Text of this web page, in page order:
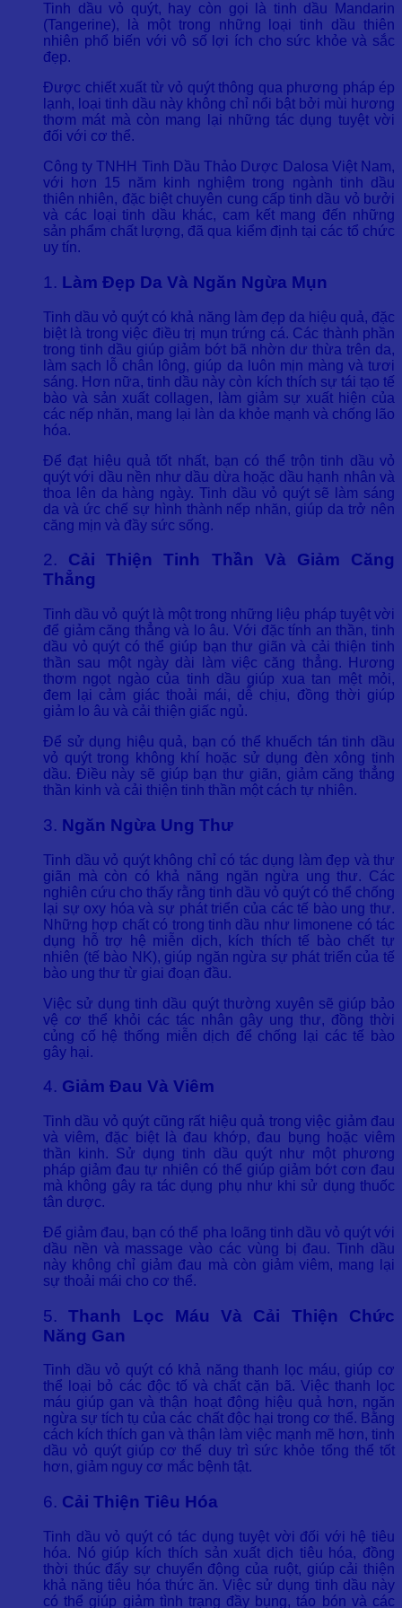
Tinh dầu vỏ quýt, hay còn gọi là tinh dầu Mandarin
(Tangerine), là một trong những loại tinh dầu thiên
nhiên phổ biến với vô số lợi ích cho sức khỏe và sắc
đẹp.
Được chiết xuất từ vỏ quýt thông qua phương pháp ép
lạnh, loại tinh dầu này không chỉ nổi bật bởi mùi hương
thơm mát mà còn mang lại những tác dụng tuyệt vời
đối với cơ thể.
Công ty TNHH Tinh Dầu Thảo Dược Dalosa Việt Nam,
với hơn 15 năm kinh nghiệm trong ngành tinh dầu
thiên nhiên, đặc biệt chuyên cung cấp tinh dầu vỏ bưởi
và các loại tinh dầu khác, cam kết mang đến những
sản phẩm chất lượng, đã qua kiểm định tại các tổ chức
uy tín.
1. Làm Đẹp Da Và Ngăn Ngừa Mụn
Tinh dầu vỏ quýt có khả năng làm đẹp da hiệu quả, đặc
biệt là trong việc điều trị mụn trứng cá. Các thành phần
trong tinh dầu giúp giảm bớt bã nhờn dư thừa trên da,
làm sạch lỗ chân lông, giúp da luôn mịn màng và tươi
sáng. Hơn nữa, tinh dầu này còn kích thích sự tái tạo tế
bào và sản xuất collagen, làm giảm sự xuất hiện của
các nếp nhăn, mang lại làn da khỏe mạnh và chống lão
hóa.
Để đạt hiệu quả tốt nhất, bạn có thể trộn tinh dầu vỏ
quýt với dầu nền như dầu dừa hoặc dầu hạnh nhân và
thoa lên da hàng ngày. Tinh dầu vỏ quýt sẽ làm sáng
da và ức chế sự hình thành nếp nhăn, giúp da trở nên
căng mịn và đầy sức sống.
2. Cải Thiện Tinh Thần Và Giảm Căng
Thẳng
Tinh dầu vỏ quýt là một trong những liệu pháp tuyệt vời
để giảm căng thẳng và lo âu. Với đặc tính an thần, tinh
dầu vỏ quýt có thể giúp bạn thư giãn và cải thiện tinh
thần sau một ngày dài làm việc căng thẳng. Hương
thơm ngọt ngào của tinh dầu giúp xua tan mệt mỏi,
đem lại cảm giác thoải mái, dễ chịu, đồng thời giúp
giảm lo âu và cải thiện giấc ngủ.
Để sử dụng hiệu quả, bạn có thể khuếch tán tinh dầu
vỏ quýt trong không khí hoặc sử dụng đèn xông tinh
dầu. Điều này sẽ giúp bạn thư giãn, giảm căng thẳng
thần kinh và cải thiện tinh thần một cách tự nhiên.
3. Ngăn Ngừa Ung Thư
Tinh dầu vỏ quýt không chỉ có tác dụng làm đẹp và thư
giãn mà còn có khả năng ngăn ngừa ung thư. Các
nghiên cứu cho thấy rằng tinh dầu vỏ quýt có thể chống
lại sự oxy hóa và sự phát triển của các tế bào ung thư.
Những hợp chất có trong tinh dầu như limonene có tác
dụng hỗ trợ hệ miễn dịch, kích thích tế bào chết tự
nhiên (tế bào NK), giúp ngăn ngừa sự phát triển của tế
bào ung thư từ giai đoạn đầu.
Việc sử dụng tinh dầu quýt thường xuyên sẽ giúp bảo
vệ cơ thể khỏi các tác nhân gây ung thư, đồng thời
củng cố hệ thống miễn dịch để chống lại các tế bào
gây hại.
4. Giảm Đau Và Viêm
Tinh dầu vỏ quýt cũng rất hiệu quả trong việc giảm đau
và viêm, đặc biệt là đau khớp, đau bụng hoặc viêm
thần kinh. Sử dụng tinh dầu quýt như một phương
pháp giảm đau tự nhiên có thể giúp giảm bớt cơn đau
mà không gây ra tác dụng phụ như khi sử dụng thuốc
tân dược.
Để giảm đau, bạn có thể pha loãng tinh dầu vỏ quýt với
dầu nền và massage vào các vùng bị đau. Tinh dầu
này không chỉ giảm đau mà còn giảm viêm, mang lại
sự thoải mái cho cơ thể.
5.Thanh Lọc Máu Và Cải Thiện Chức
Năng Gan
Tinh dầu vỏ quýt có khả năng thanh lọc máu, giúp cơ
thể loại bỏ các độc tố và chất cặn bã. Việc thanh lọc
máu giúp gan và thận hoạt động hiệu quả hơn, ngăn
ngừa sự tích tụ của các chất độc hại trong cơ thể. Bằng
cách kích thích gan và thận làm việc mạnh mẽ hơn, tinh
dầu vỏ quýt giúp cơ thể duy trì sức khỏe tổng thể tốt
hơn, giảm nguy cơ mắc bệnh tật.
6. Cải Thiện Tiêu Hóa
Tinh dầu vỏ quýt có tác dụng tuyệt vời đối với hệ tiêu
hóa. Nó giúp kích thích sản xuất dịch tiêu hóa, đồng
thời thúc đẩy sự chuyển động của ruột, giúp cải thiện
khả năng tiêu hóa thức ăn. Việc sử dụng tinh dầu này
có thể giúp giảm tình trạng đầy bụng, táo bón và các